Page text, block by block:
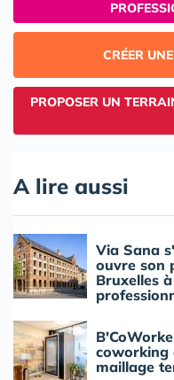
CRÉER
PROPOSER UN
A lire aussi
Via Sana
ouvre son
Bruxelles
coworking
maillage